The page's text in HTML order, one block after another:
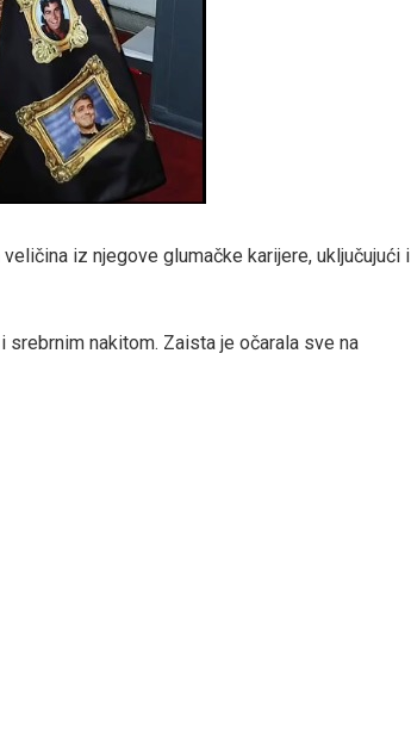
iz njegove glumačke karijere, uključujući i
nakitom. Zaista je očarala sve na